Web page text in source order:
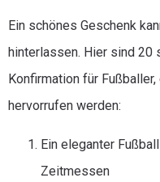
Ein schönes Geschenk
hinterlassen. Hier sind 20
Konfirmation für
hervorrufen werden:
Ein eleganter
Zeitmessen